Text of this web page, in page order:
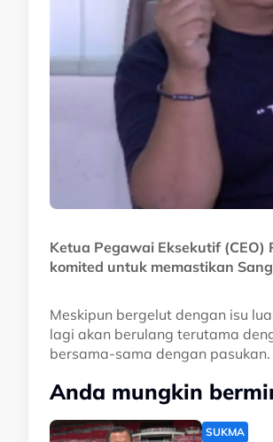
Ketua Pegawai Eksekutif (CEO)
komited untuk memastikan
Meskipun bergelut dengan isu
lagi akan berulang terutama
bersama-sama dengan pasukan.
Anda mungkin
SUKMA